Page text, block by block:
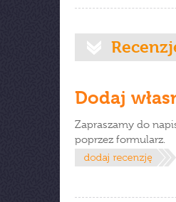
Dodaj
Zapraszamy do
poprzez formularz.